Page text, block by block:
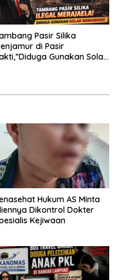
Pasir Silika
di Pasir
Gunakan Solar
Hukum AS Minta
Dikontrol Dokter
Kejiwaan